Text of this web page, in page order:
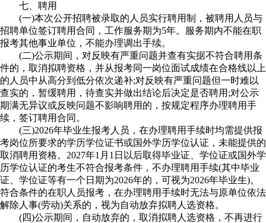
七、聘用
(一)本次公开招聘被录取的人员实行聘用制，被聘用人员与
招聘单位签订聘用合同，工作服务期为5年。服务期内不能在职
报考其他事业单位，不能办理调出手续。
(二)公示期间，对反映有严重问题并查有实据不符合聘用条
件的，取消拟聘资格，并从报考同一岗位面试成绩在合格线以上
的人员中从高分到低分依次递补;对反映有严重问题但一时难以
查实的，暂缓聘用，待查实并做出结论后决定是否聘用;对公示
期满无异议或反映问题不影响聘用的，按规定程序办理聘用手
续，签订聘用合同。
(三)2026年毕业生报考人员，在办理聘用手续时均需提供报
考岗位所要求的学历学位证书或国外学历学位认证，未能提供的
取消聘用资格。2027年1月1日以后取得毕业证、学位证或国外学
历学位认证的考生不符合报考条件，不办理聘用手续(其中毕业
证、学位证等有一个日期为2026年的，可视为2026年毕业生)。
符合条件的在职人员报考，在办理聘用手续时无法与原单位依法
解除人事(劳动)关系的，视为自动放弃拟聘人选资格。
(四)公示期间，自动放弃的，取消拟聘人选资格，不再进行